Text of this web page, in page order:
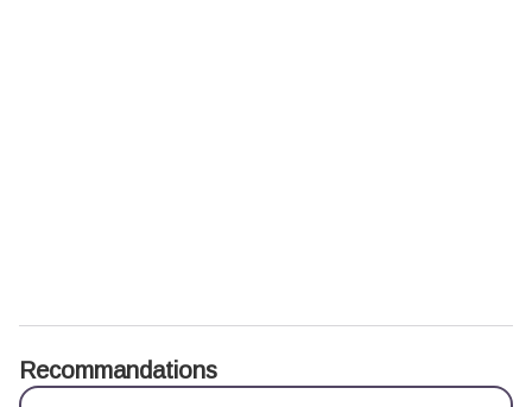
Recommandations